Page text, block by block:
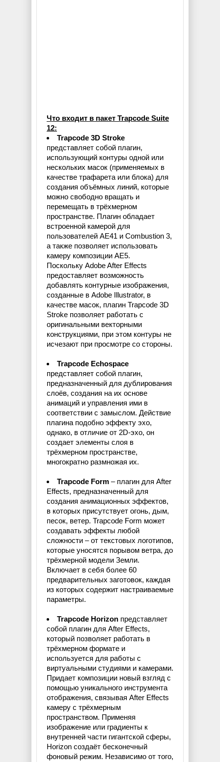
Что входит в пакет Trapcode Suite
12:
Trapcode 3D Stroke
представляет собой плагин,
использующий контуры одной или
нескольких масок (применяемых в
качестве трафарета или блока) для
создания объёмных линий, которые
можно свободно вращать и
перемещать в трёхмерном
пространстве. Плагин обладает
встроенной камерой для
пользователей AE41 и Combustion 3,
а также позволяет использовать
камеру композиции AE5.
Поскольку Adobe After Effects
предоставляет возможность
добавлять контурные изображения,
созданные в Adobe Illustrator, в
качестве масок, плагин Trapcode 3D
Stroke позволяет работать с
оригинальными векторными
конструкциями, при этом контуры не
исчезают при просмотре со стороны.
Trapcode Echospace
представляет собой плагин,
предназначенный для дублирования
слоёв, создания на их основе
анимаций и управления ими в
соответствии с замыслом. Действие
плагина подобно эффекту эхо,
однако, в отличие от 2D-эхо, он
создает элементы слоя в
трёхмерном пространстве,
многократно размножая их.
Trapcode Form – плагин для After
Effects, предназначенный для
создания анимационных эффектов,
в которых присутствует огонь, дым,
песок, ветер. Trapcode Form может
создавать эффекты любой
сложности – от текстовых логотипов,
которые уносятся порывом ветра, до
трёхмерной модели Земли.
Включает в себя более 60
предварительных заготовок, каждая
из которых содержит настраиваемые
параметры.
Trapcode Horizon представляет
собой плагин для After Effects,
который позволяет работать в
трёхмерном формате и
используется для работы с
виртуальными студиями и камерами.
Придает композиции новый взгляд с
помощью уникального инструмента
отображения, связывая After Effects
камеру с трёхмерным
пространством. Применяя
изображение или градиенты к
внутренней части гигантской сферы,
Horizon создаёт бесконечный
фоновый режим. Независимо от того,